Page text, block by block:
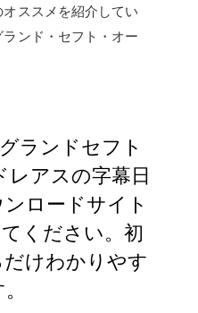
ススメを紹介してい
ンド・セフト・オー
ランドセフト
レアスの字幕日
ロードサイト
ください。初
けわかりやす